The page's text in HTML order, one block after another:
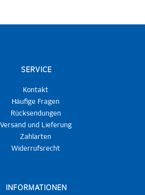
SERVICE
Kontakt
Häufige Fragen
Rücksendungen
Versand und Lieferung
Zahlarten
Widerrufsrecht
INFORMATIONEN